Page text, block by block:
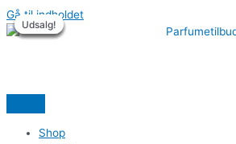
Gå til indholdet
Shop
Udsalg!
Udsalg!
Udsalg!
Udsalg!
Udsalg!
Udsalg!